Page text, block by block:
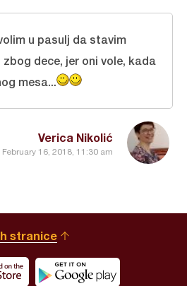
Verica Nikolić
February 16, 2018, 11:30 am
u pasulj da stavim
dece, jer oni vole, kada
mesa...
stranice